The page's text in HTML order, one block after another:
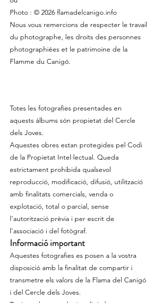
Photo : © 2026 flamadelcanigo.info
Nous vous remercions de respecter le travail
du photographe, les droits des personnes
photographiées et le patrimoine de la
Flamme du Canigó.
Totes les fotografies presentades en
aquests àlbums són propietat del Cercle
dels Joves.
Aquestes obres estan protegides pel Codi
de la Propietat Intel·lectual. Queda
estrictament prohibida qualsevol
reproducció, modificació, difusió, utilització
amb finalitats comercials, venda o
explotació, total o parcial, sense
l'autorització prèvia i per escrit de
l'associació i del fotògraf.
Informació important
Aquestes fotografies es posen a la vostra
disposició amb la finalitat de compartir i
transmetre els valors de la Flama del Canigó
i del Cercle dels Joves.